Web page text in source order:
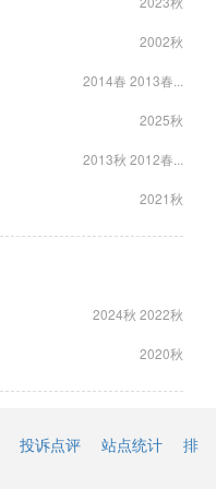
2002秋
2014春 2013春...
2025秋
2013秋 2012春...
2021秋
2024秋 2022秋
2020秋
投诉点评 站点统计
排